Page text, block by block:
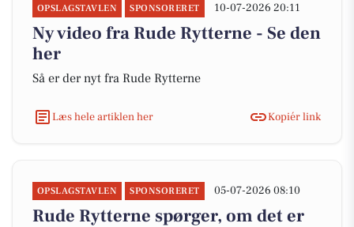
OPSLAGSTAVLEN SPONSORERET 10-07-2026 20:11
Ny video fra Rude Rytterne - Se den
her
Så er der nyt fra Rude Rytterne
Læs hele artiklen her Kopiér link
OPSLAGSTAVLEN SPONSORERET 05-07-2026 08:10
Rude Rytterne spørger, om det er